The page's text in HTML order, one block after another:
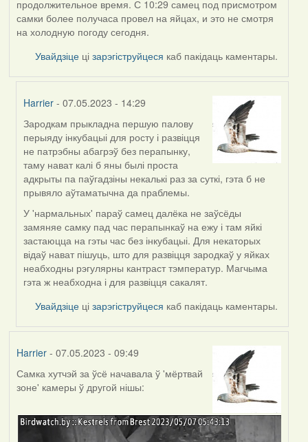
продолжительное время. С 10:29 самец под присмотром
самки более получаса провел на яйцах, и это не смотря
на холодную погоду сегодня.
Увайдзіце цізарэгіструйцеся каб пакідаць каментары.
Harrier - 07.05.2023 - 14:29
In
reply
to
by
ZNR
Зародкам прыкладна першую палову
перыяду інкубацыі для росту і развіцця
не патрэбны абагрэў без перапынку,
таму нават калі б яны былі проста
адкрыты па паўгадзіны некалькі раз за суткі, гэта б не
прывяло аўтаматычна да праблемы.
У 'нармальных' параў самец далёка не заўсёды
замяняе самку пад час перапынкаў на ежу і там яйкі
застаюцца на гэты час без інкубацыі. Для некаторых
відаў нават пішуць, што для развіцця зародкаў у яйках
неабходны рэгулярны кантраст тэмператур. Магчыма
гэта ж неабходна і для развіцця сакалят.
Увайдзіце цізарэгіструйцеся каб пакідаць каментары.
Harrier- 07.05.2023 - 09:49
Самка хутчэй за ўсё начавала ў 'мёртвай
зоне' камеры ў другой нішы: